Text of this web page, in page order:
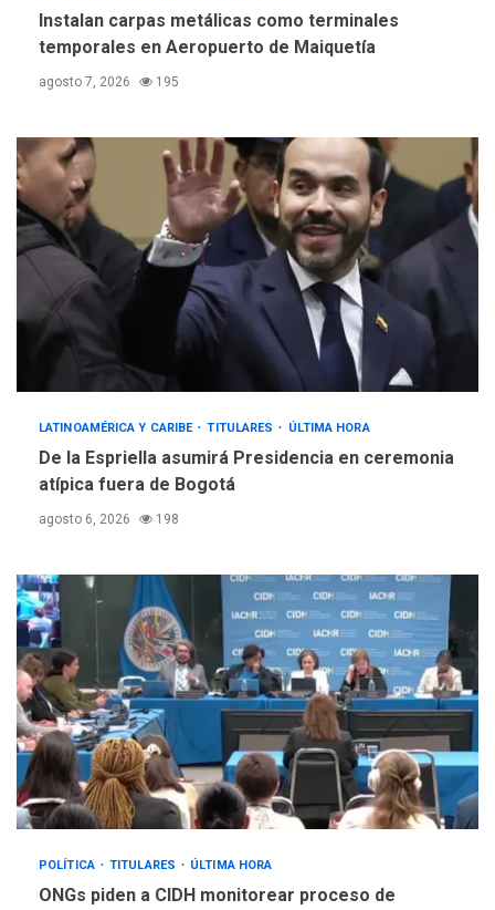
Instalan carpas metálicas como terminales
temporales en Aeropuerto de Maiquetía
agosto 7, 2026 195
LATINOAMÉRICA Y CARIBE TITULARES ÚLTIMA HORA
De la Espriella asumirá Presidencia en ceremonia
atípica fuera de Bogotá
agosto 6, 2026 198
POLÍTICA TITULARES ÚLTIMA HORA
ONGs piden a CIDH monitorear proceso de